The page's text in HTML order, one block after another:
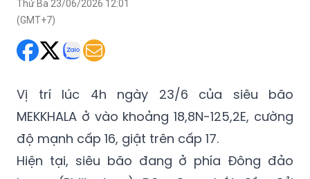
Vị trí lúc 4h ngày 23/6 của siêu bão
độ mạnh cấp 16, giật trên cấp 17.
Hiện tại, siêu bão đang ở phía Đông đảo
Luzon (Philippines). Bão đang bắt đầu đổi
hướng di chuyển lên phía Bắc, đi dọc theo